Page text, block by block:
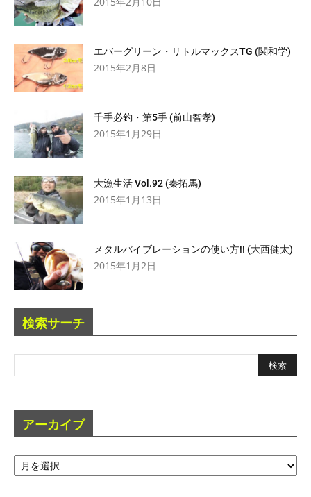
エバーグリーン・リトルマックスTG (関和学)
2015年2月8日
千手必釣・第5手 (前山智孝)
2015年1月29日
大漁生活 Vol.92 (秦拓馬)
2015年1月13日
メタルバイブレーションの使い方!! (大西健太)
2015年1月2日
検索サーチ
アーカイブ
ア
ー